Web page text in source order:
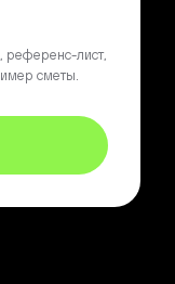
референс-лист,
сметы.